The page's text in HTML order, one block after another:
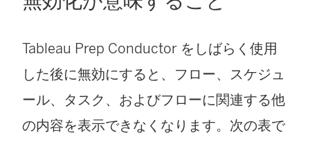
Tableau Prep Conductor をしばらく使用
した後に無効にすると、フロー、スケジュ
ール、タスク、およびフローに関連する他
の内容を表示できなくなります。次の表で